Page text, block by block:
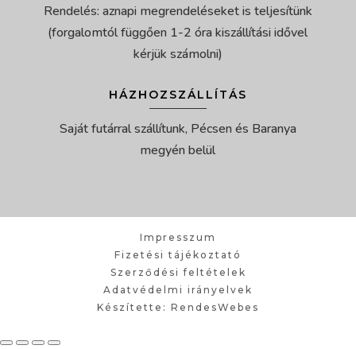
Rendelés: aznapi megrendeléseket is teljesítünk
(forgalomtól függően 1-2 óra kiszállítási idővel
kérjük számolni)
HÁZHOZSZÁLLÍTÁS
Saját futárral szállítunk, Pécsen és Baranya
megyén belül
Impresszum
Fizetési tájékoztató
Szerződési feltételek
Adatvédelmi irányelvek
Készítette: RendesWebes